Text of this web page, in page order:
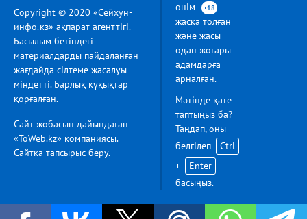
Copyright © 2020 «Сейхун-
инфо.кз» ақпарат агенттігі.
Басылым бетіндегі
материалдарды пайдаланған
жағдайда сілтеме жасалуы
міндетті. Барлық құқықтар
қорғалған.
Сайт жобасын дайындаған
«ToWeb.kz» компаниясы.
Сайтқа тапсырыс беру.
өнім
+18
жасқа толған
және жасы
одан жоғары
адамдарға
арналған.
Мәтінде қате
таптыңыз ба?
Таңдап, оны
белгілеп
Ctrl
+
Enter
басыңыз.